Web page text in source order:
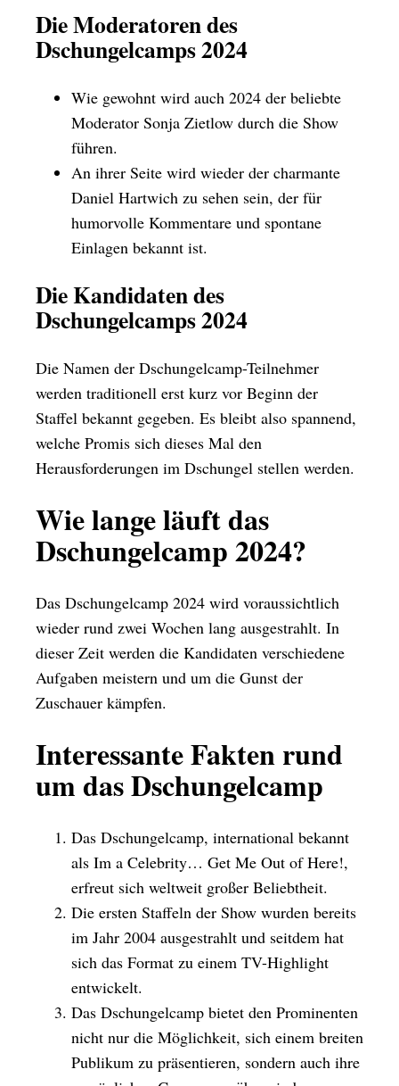
Die Moderatoren des
Dschungelcamps 2024
Wie gewohnt wird auch 2024 der beliebte
Moderator Sonja Zietlow durch die Show
führen.
An ihrer Seite wird wieder der charmante
Daniel Hartwich zu sehen sein, der für
humorvolle Kommentare und spontane
Einlagen bekannt ist.
Die Kandidaten des
Dschungelcamps 2024
Die Namen der Dschungelcamp-Teilnehmer
werden traditionell erst kurz vor Beginn der
Staffel bekannt gegeben. Es bleibt also spannend,
welche Promis sich dieses Mal den
Herausforderungen im Dschungel stellen werden.
Wie lange läuft das
Dschungelcamp 2024?
Das Dschungelcamp 2024 wird voraussichtlich
wieder rund zwei Wochen lang ausgestrahlt. In
dieser Zeit werden die Kandidaten verschiedene
Aufgaben meistern und um die Gunst der
Zuschauer kämpfen.
Interessante Fakten rund
um das Dschungelcamp
Das Dschungelcamp, international bekannt
als Im a Celebrity… Get Me Out of Here!,
erfreut sich weltweit großer Beliebtheit.
Die ersten Staffeln der Show wurden bereits
im Jahr 2004 ausgestrahlt und seitdem hat
sich das Format zu einem TV-Highlight
entwickelt.
Das Dschungelcamp bietet den Prominenten
nicht nur die Möglichkeit, sich einem breiten
Publikum zu präsentieren, sondern auch ihre